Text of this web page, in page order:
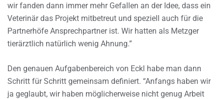
wir fanden dann immer mehr Gefallen an der Idee, dass ein
Veterinär das Projekt mitbetreut und speziell auch für die
Partnerhöfe Ansprechpartner ist. Wir hatten als Metzger
tierärztlich natürlich wenig Ahnung.”
Den genauen Aufgabenbereich von Eckl habe man dann
Schritt für Schritt gemeinsam definiert. “Anfangs haben wir
ja geglaubt, wir haben möglicherweise nicht genug Arbeit